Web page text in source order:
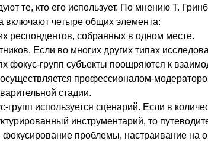
те, кто его использует. По мнению Т.
включают четыре общих элемента:
респондентов, собранных в одном месте.
Если во многих других типах
фокус-групп субъекты поощряются к
профессионалом-
стадии.
групп используется сценарий. Если в
инструментарий, то
проблемы, настраивание на